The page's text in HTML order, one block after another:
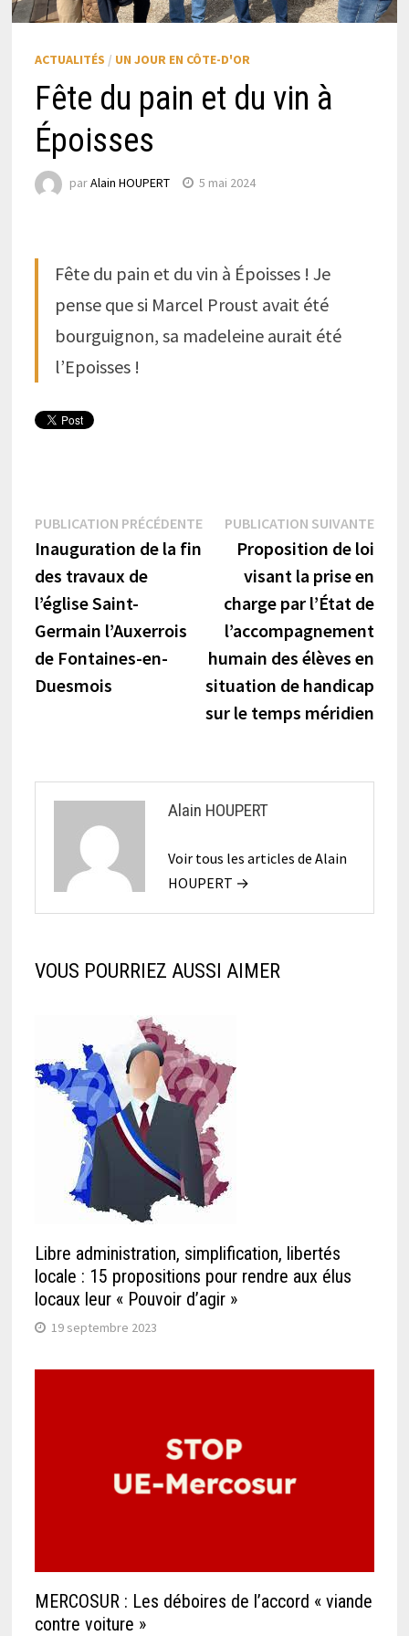
ACTUALITÉS / UN JOUR EN CÔTE-D'OR
Fête du pain et du vin à
Époisses
parAlain HOUPERT 5 mai 2024
Fête du pain et du vin à Époisses ! Je
pense que si Marcel Proust avait été
bourguignon, sa madeleine aurait été
l’Epoisses !
Navigation
de
l’article
PUBLICATION PRÉCÉDENTEPublication
précédente :
Inauguration de la fin
des travaux de
l’église Saint-
Germain l’Auxerrois
de Fontaines-en-
Duesmois
PUBLICATION SUIVANTE
Proposition de loi
visant la prise en
charge par l’État de
l’accompagnement
humain des élèves en
situation de handicap
sur le temps méridien
Alain HOUPERT
Voir tous les articles de Alain
HOUPERT →
VOUS POURRIEZ AUSSI AIMER
Libre administration, simplification, libertés
locale : 15 propositions pour rendre aux élus
locaux leur « Pouvoir d’agir »
19 septembre 2023
MERCOSUR : Les déboires de l’accord « viande
contre voiture »